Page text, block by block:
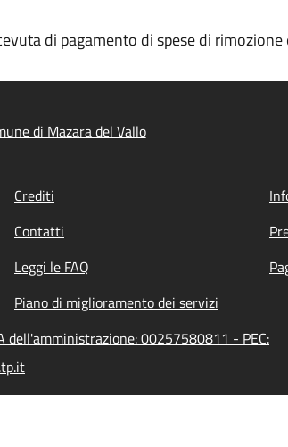
di pagamento di spese di
di Mazara del Vallo
Crediti
Contatti
Leggi le FAQ
Piano di miglioramento dei servizi
dell'amministrazione: 00257580811 - PEC: